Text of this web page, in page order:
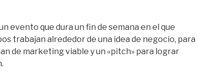
evento que dura un fin de semana en el que
trabajan alrededor de una idea de negocio, para
de marketing viable y un «pitch» para lograr